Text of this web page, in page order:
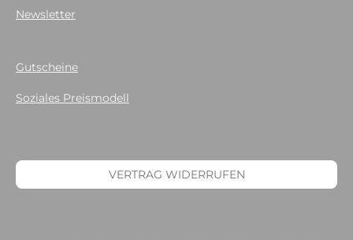
Newsletter
Gutscheine
Soziales Preismodell
VERTRAG WIDERRUFEN